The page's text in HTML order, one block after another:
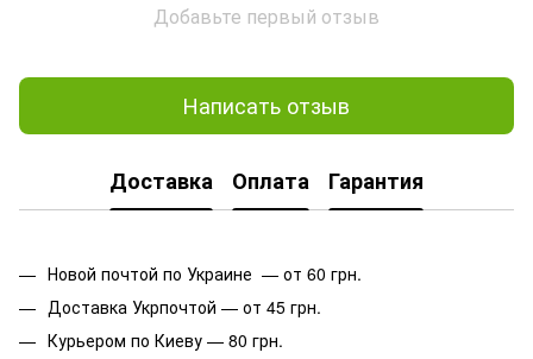
Добавьте первый отзыв
Написать отзыв
Доставка Оплата Гарантия
Новой почтой по Украине — от 60 грн.
Доставка Укрпочтой — от 45 грн.
Курьером по Киеву — 80 грн.